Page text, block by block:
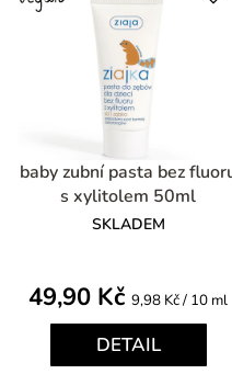
baby zubní pasta bez fluoru
s xylitolem 50ml
SKLADEM
49,90 Kč Měrná
cena:
9,98 Kč / 10 ml
DETAIL